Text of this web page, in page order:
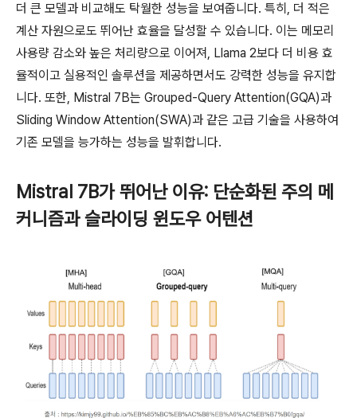
더 큰 모델과 비교해도 탁월한 성능을 보여줍니다. 특히, 더 적은
계산 자원으로도 뛰어난 효율을 달성할 수 있습니다. 이는 메모리
사용량 감소와 높은 처리량으로 이어져, Llama 2보다 더 비용 효
율적이고 실용적인 솔루션을 제공하면서도 강력한 성능을 유지합
니다. 또한, Mistral 7B는 Grouped-Query Attention(GQA)과
Sliding Window Attention(SWA)과 같은 고급 기술을 사용하여
기존 모델을 능가하는 성능을 발휘합니다.
Mistral 7B가 뛰어난 이유: 단순화된 주의 메
커니즘과 슬라이딩 윈도우 어텐션